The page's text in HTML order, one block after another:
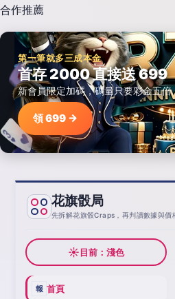
合作推薦
第一筆就多三成本金
首存 2000 直接送 699
新會員限定加碼，碼量只要彩金五倍
領 699 →
花旗骰局
先拆解花旗骰Craps，再判讀數據與價
☀目前：淺色
報 首頁